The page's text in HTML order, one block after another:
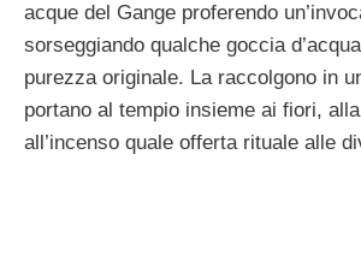
acque del Gange proferendo
sorseggiando qualche goccia
purezza originale. La raccolgono in
portano al tempio insieme ai fiori,
all’incenso quale offerta rituale alle